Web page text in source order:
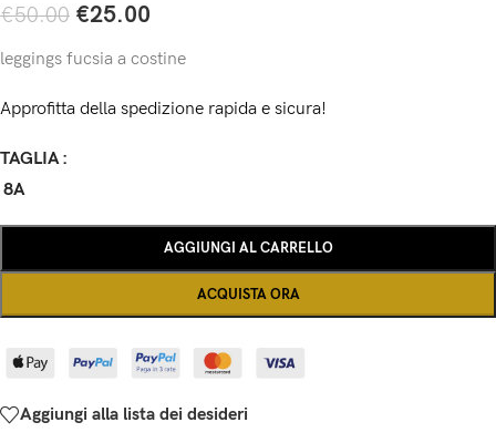
€50.00 €25.00
leggings fucsia a costine
Approfitta della spedizione rapida e sicura!
TAGLIA
8A
AGGIUNGI AL CARRELLO
ACQUISTA ORA
Aggiungi alla lista dei desideri